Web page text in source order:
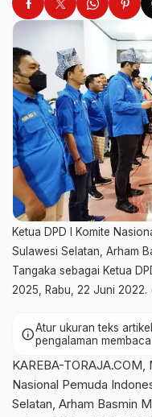
Ketua DPD I Komite
Sulawesi Selatan, Arham
Tangaka sebagai Ketua
2025, Rabu, 22 Juni 2022.
infoAtur ukuran teks
pengalaman
KAREBA-
Nasional Pemuda
Selatan, Arham Basmin